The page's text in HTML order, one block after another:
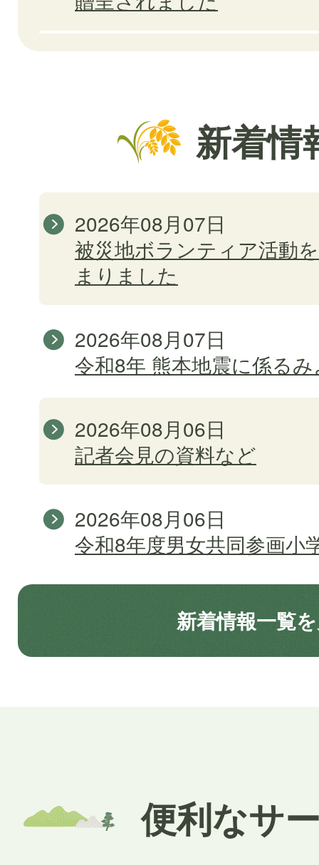
新着情
2026年08月07日
被災地ボランティア活動
まりました
2026年08月07日
令和8年 熊本地震に係る
2026年08月06日
記者会見の資料など
2026年08月06日
令和8年度男女共同参画小
2026年08月05日
一般競争入札公告
令和8年 熊本地震の災害
箱を設置しました
新着情報一覧
便利なサ